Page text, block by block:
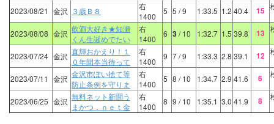
2023/08/21 金沢 ３歳Ｂ８
右
1400
5 5 / 9 1:33.5 1.2 40.4 15
2023/08/08 金沢 飲酒大好き★知瀬
くん生誕めでたい
右
1400
6 3/ 10 1:32.7 1.5 39.8 13
2023/07/24 金沢 直輝おかえり！１
０年間本当待って
右
1400
9 7/ 9 1:33.3 2.8 39.1 12
2023/07/11 金沢 金沢市ぽい捨て等
防止条例を守りま
右
1400
5 8 / 10 1:34.7 2.9 41.6 6
2023/06/25 金沢 無料ネット新聞う
まかつ．ｎｅｔ金
右
1400
8 9 / 10 1:35.1 3.0 41.9 8